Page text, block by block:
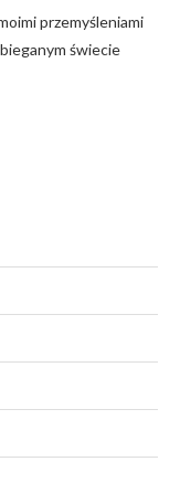
przemyśleniami
świecie